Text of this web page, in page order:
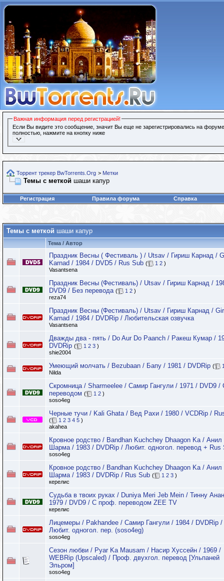
Важная информация перед регистрацией!
Если Вы видите это сообщение, значит Вы еще не зарегистрировались на
полностью, нажмите на кнопку ниже
Торрент трекер BwTorrents.Org > Метки
Темы с меткой шаши капур
Регистрация Правила форума Справка
Темы с меткой шаши капур
Тема / Автор
Праздник Весны ( Фестиваль ) / Utsav / Гириш Карнад /
Karnad / 1984 / DVD5 / Rus Sub ( 1 2 )
Vasantsena
Праздник Весны (Фестиваль) / Utsav / Гириш Карнад /
DVD9 / Без перевода ( 1 2 )
reza74
Праздник Весны (Фестиваль) / Utsav / Гириш Карнад /
Karnad / 1984 / DVDRip / Любительская озвучка
Vasantsena
Дважды два - пять / Do Aur Do Paanch / Ракеш Кумар /
DVDRip ( 1 2 3 )
shie2004
Умеющий молчать / Bezubaan / Бапу / 1981 / DVDRip (
Nilda
Скромница / Sharmeelee / Самир Гангули / 1971 / DVD9 /
переводом ( 1 2 )
soso4eg
Черные тучи / Kali Ghata / Вед Рахи / 1980 / VCDRip /
( 1 2 3 4 5 )
akahea
Кровное родство / Bandhan Kuchchey Dhaagon Ka / Анил
Шарма / 1983 / DVDRip / Любит. одногол. перевод + Rus
soso4eg
Кровное родство / Bandhan Kuchchey Dhaagon Ka / Анил
Шарма / 1983 / DVDRip / Rus Sub ( 1 2 3 )
керелис
Судьба в твоих руках / Duniya Meri Jeb Mein / Тинну
1979 / DVD9 / С проф. переводом ZEE TV
керелис
Лицемеры / Pakhandее / Самир Гангули / 1984 / DVDRip /
Любит. одногол. пер. (soso4eg)
soso4eg
Сезон любви / Pyar Ka Mаusam / Насир Хуссейн / 1969 /
WEBRip (Upscaled) / Проф. двухгол. перевод [Ульпаней
Эльром]
soso4eg